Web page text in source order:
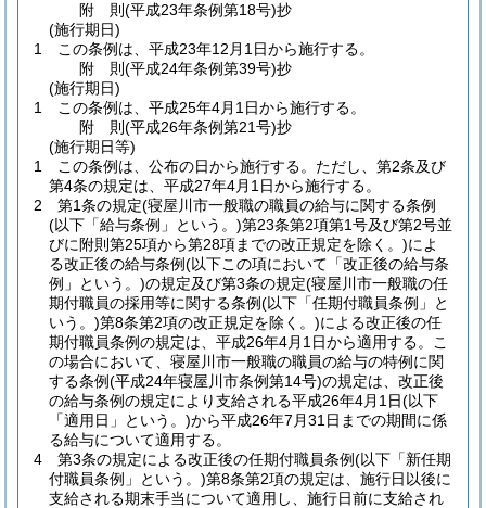
附 則(平成23年条例第18号)抄
(施行期日)
1
この条例は、平成23年12月1日から施行する。
附 則(平成24年条例第39号)抄
(施行期日)
1
この条例は、平成25年4月1日から施行する。
附 則(平成26年条例第21号)抄
(施行期日等)
1
この条例は、公布の日から施行する。 ただし、第2条及び
第4条の規定は、平成27年4月1日から施行する。
2
第1条の規定(寝屋川市一般職の職員の給与に関する条例
(以下「給与条例」という。)第23条第2項第1号及び第2号並
びに附則第25項から第28項までの改正規定を除く。)によ
る改正後の給与条例(以下この項において「改正後の給与条
例」という。)の規定及び第3条の規定(寝屋川市一般職の任
期付職員の採用等に関する条例(以下「任期付職員条例」と
いう。)第8条第2項の改正規定を除く。)による改正後の任
期付職員条例の規定は、平成26年4月1日から適用する。
こ
の場合において、寝屋川市一般職の職員の給与の特例に関
する条例(平成24年寝屋川市条例第14号)の規定は、改正後
の給与条例の規定により支給される平成26年4月1日(以下
「適用日」という。)から平成26年7月31日までの期間に係
る給与について適用する。
4
第3条の規定による改正後の任期付職員条例(以下「新任期
付職員条例」という。)第8条第2項の規定は、施行日以後に
支給される期末手当について適用し、施行日前に支給され